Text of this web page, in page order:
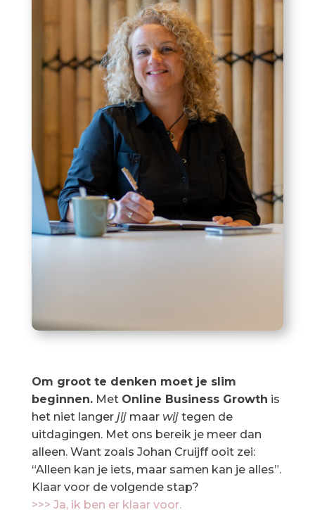
Om groot te denken moet je slim
beginnen.Met Online Business Growth is
het niet langer jij maar wij tegen de
uitdagingen. Met ons bereik je meer dan
alleen. Want zoals Johan Cruijff ooit zei:
“Alleen kan je iets, maar samen kan je alles”.
Klaar voor de volgende stap?
>>> Ja, ik ben er klaar voor.